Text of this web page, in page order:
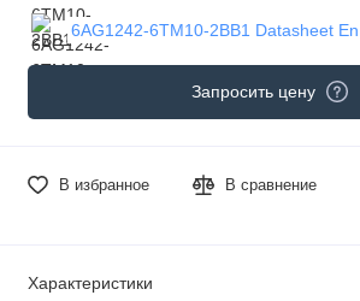
6AG1242-6TM10-2BB1 Datasheet En
Запросить цену
В избранное В сравнение
Характеристики